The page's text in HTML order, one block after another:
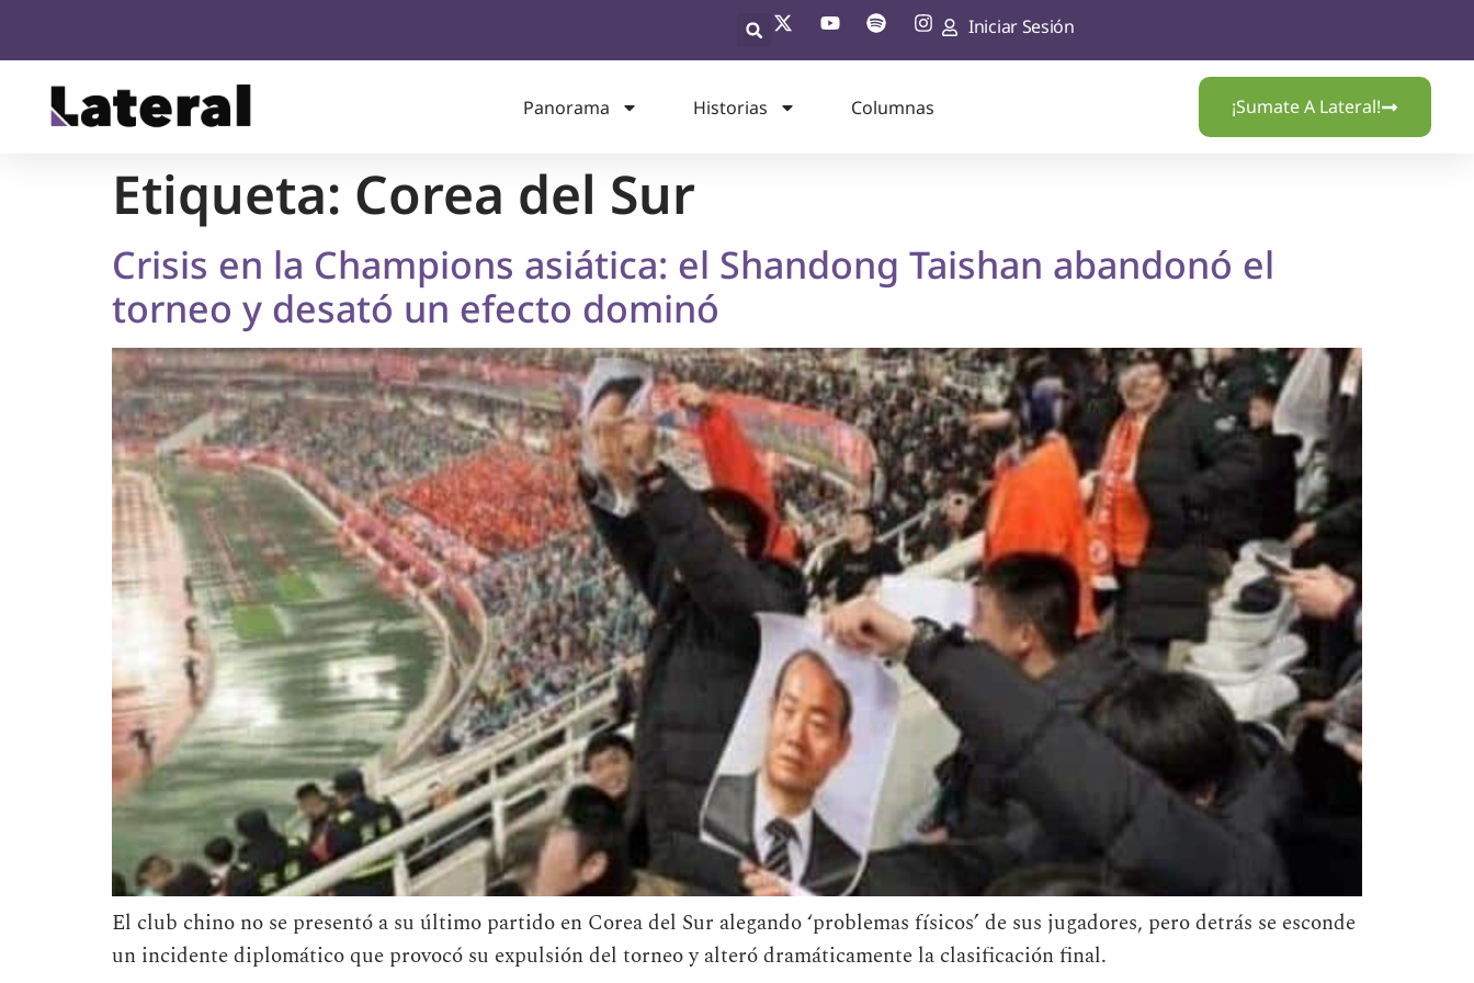
Iniciar Sesión
Panorama Historias Columnas ¡Sumate A Lateral!
Etiqueta: Corea del Sur
Crisis en la Champions asiática: el Shandong Taishan abandonó el
torneo y desató un efecto dominó
El club chino no se presentó a su último partido en Corea del Sur alegando ‘problemas físicos’ de sus jugadores, pero detrás se esconde
un incidente diplomático que provocó su expulsión del torneo y alteró dramáticamente la clasificación final.